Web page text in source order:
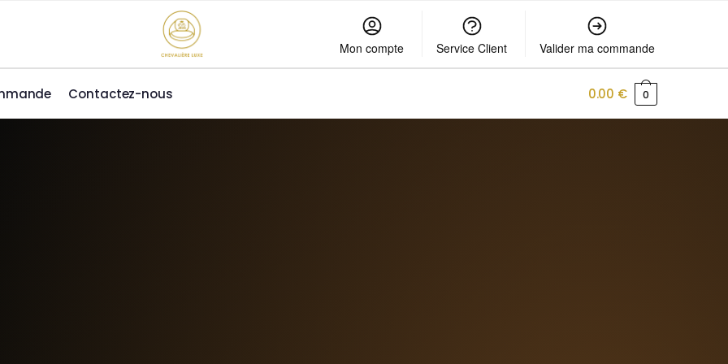
Mon compte Service Client Valider ma commande
Contactez-nous 0.00 € 0